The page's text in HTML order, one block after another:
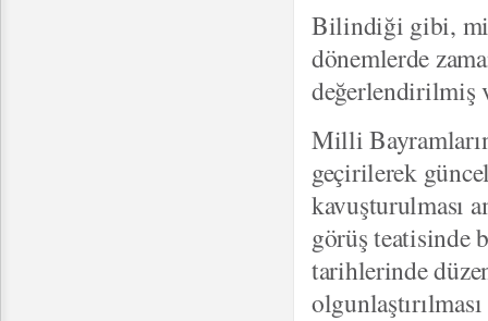
Bilindiği gibi,
dönemlerde
değerlendirilmiş
Milli
geçirilerek
kavuşturulması
görüş teatisinde
tarihlerinde